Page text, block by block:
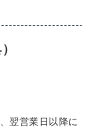
翌営業日以降に